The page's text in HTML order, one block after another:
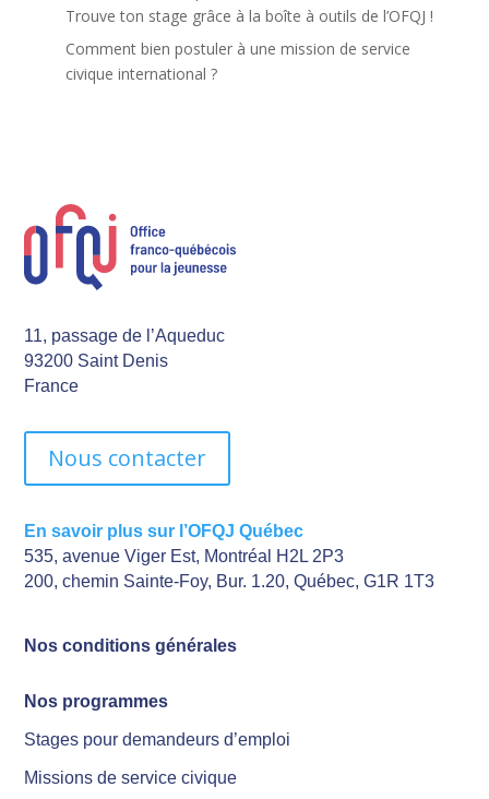
Trouve ton stage grâce à la boîte à outils de l’OFQJ !
Comment bien postuler à une mission de service
civique international ?
11, passage de l’Aqueduc
93200 Saint Denis
France
Nous contacter
En savoir plus sur l’OFQJ Québec
535, avenue Viger Est, Montréal H2L 2P3
200, chemin Sainte-Foy, Bur. 1.20, Québec, G1R 1T3
Nos conditions générales
Nos programmes
Stages pour demandeurs d’emploi
Missions de service civique